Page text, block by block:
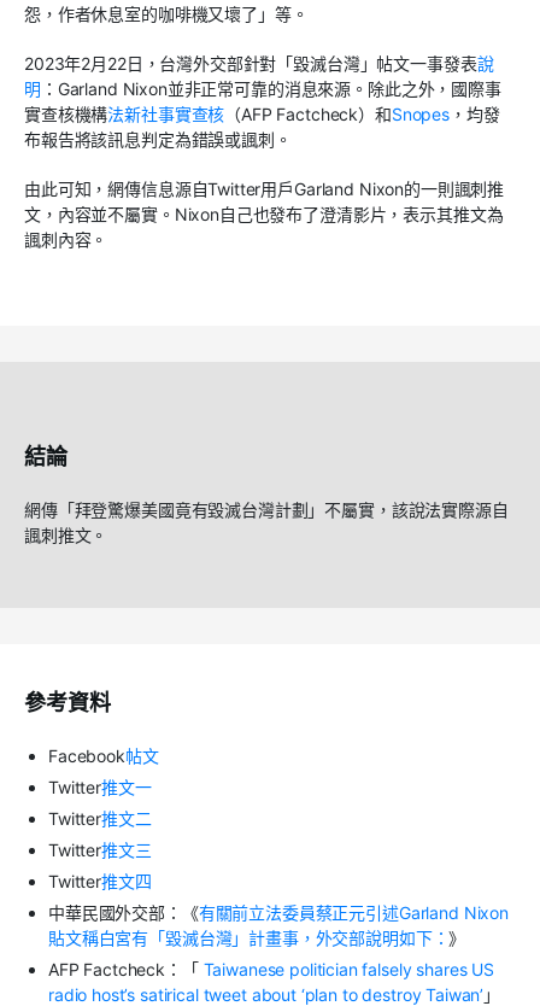
怨，作者休息室的咖啡機又壞了」等。
2023年2月22日，台灣外交部針對「毀滅台灣」帖文一事發表說
明 ： Garland Nixon並非正常可靠的消息來源。除此之外，國際事
實查核機構法新社事實查核 （AFP Factcheck）和Snopes，均發
布報告將該訊息判定為錯誤或諷刺。
由此可知，網傳信息源自Twitter用戶Garland Nixon的一則諷刺推
文，內容並不屬實。 Nixon自己也發布了澄清影片，表示其推文為
諷刺內容。
結論
網傳「拜登驚爆美國竟有毀滅台灣計劃」不屬實，該說法實際源自
諷刺推文。
參考資料
Facebook帖文
Twitter推文一
Twitter推文二
Twitter推文三
Twitter推文四
中華民國外交部：《有關前立法委員蔡正元引述Garland Nixon
貼文稱白宮有「毀滅台灣」計畫事，外交部說明如下：》
AFP Factcheck ：「 Taiwanese politician falsely shares US
radio host’s satirical tweet about ‘plan to destroy Taiwan’ 」